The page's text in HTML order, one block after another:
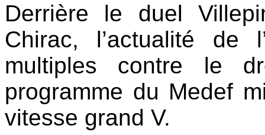
Derrière le duel
Chirac, l’actualité de
multiples contre le
programme du Medef
vitesse grand V.